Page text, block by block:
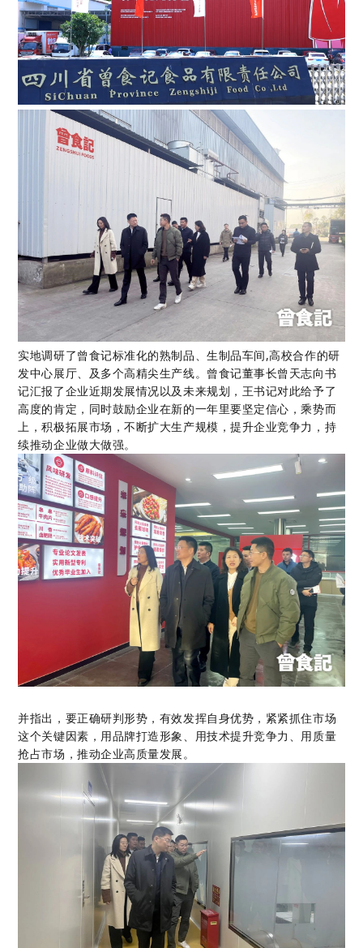
实地调研了曾食记标准化的熟制品、生制品车间,高校合作的研
发中心展厅、及多个高精尖生产线。曾食记董事长曾天志向书
记汇报了企业近期发展情况以及未来规划，王书记对此给予了
高度的肯定，同时鼓励企业在新的一年里要坚定信心，乘势而
上，积极拓展市场，不断扩大生产规模，提升企业竞争力，持
续推动企业做大做强。
并指出，要正确研判形势，有效发挥自身优势，紧紧抓住市场
这个关键因素，用品牌打造形象、用技术提升竞争力、用质量
抢占市场，推动企业高质量发展。